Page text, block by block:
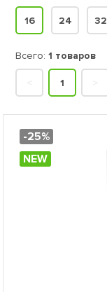
16 24 32
Всего: 1 товаров
1
-25%
NEW